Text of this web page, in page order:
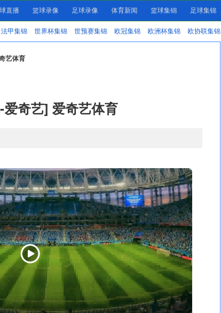
直播 篮球录像 足球录像 体育新闻 篮球集锦 足球集锦
法甲集锦 世界杯集锦 世预赛集锦 欧冠集锦 欧洲杯集锦 欧协联集锦
艺体育
奇艺] 爱奇艺体育